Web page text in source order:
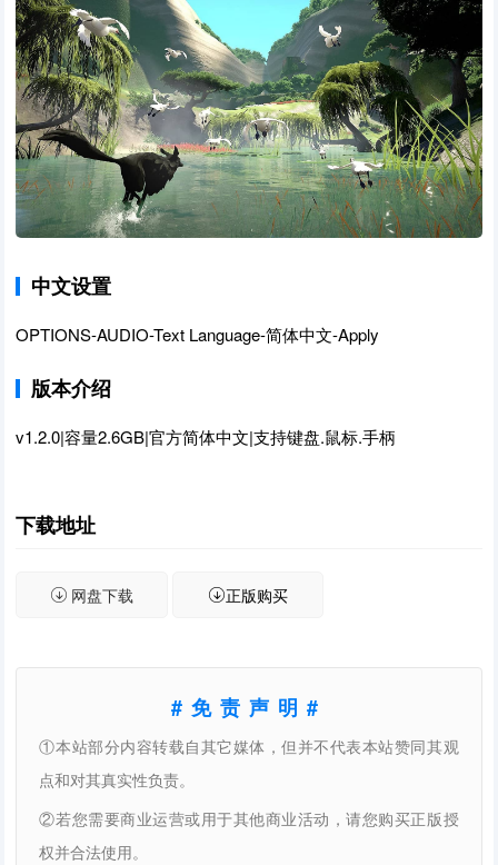
中文设置
OPTIONS-AUDIO-Text Language-简体中文-Apply
版本介绍
v1.2.0|容量2.6GB|官方简体中文|支持键盘.鼠标.手柄
下载地址
网盘下载 正版购买
#免责声明#
①本站部分内容转载自其它媒体，但并不代表本站赞同其观
点和对其真实性负责。
②若您需要商业运营或用于其他商业活动，请您购买正版授
权并合法使用。